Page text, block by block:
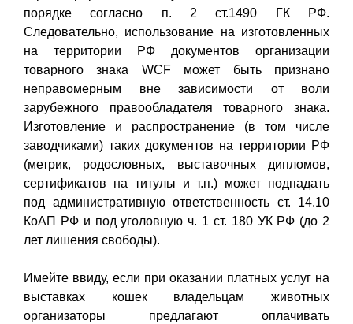
порядке согласно п. 2 ст.1490 ГК РФ.
Следовательно, использование на изготовленных
на территории РФ документов организации
товарного знака WCF может быть признано
неправомерным вне зависимости от воли
зарубежного правообладателя товарного знака.
Изготовление и распространение (в том числе
заводчиками) таких документов на территории РФ
(метрик, родословных, выставочных дипломов,
сертификатов на титулы и т.п.) может подпадать
под административную ответственность ст. 14.10
КоАП РФ и под уголовную ч. 1 ст. 180 УК РФ (до 2
лет лишения свободы).
Имейте ввиду, если при оказании платных услуг на
выставках кошек владельцам животных
организаторы предлагают оплачивать